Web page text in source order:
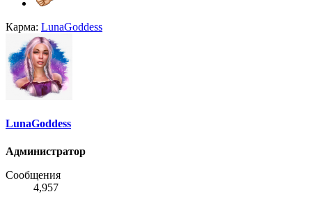
Карма: LunaGoddess
LunaGoddess
Администратор
Сообщения
4,957